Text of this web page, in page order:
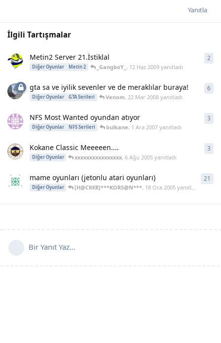
Yanıtla
İlgili Tartışmalar
Metin2 Server 21.İstiklal
Diğer Oyunlar Metin 2 _GangboY_ , 12 Haz 2009yanıtladı
2
gta sa ve iyilik sevenler ve de meraklılar buraya!
Diğer Oyunlar GTA Serileri Venom, 22 Mar 2008yanıtladı
6
NFS Most Wanted oyundan atıyor
Diğer Oyunlar NFS Serileri bulkane, 1 Ara 2007yanıtladı
3
Kokane Classic Meeeeen....
Diğer Oyunlar xxxxxxxxxxxxxxxx,6 Ağu 2005 yanıtladı
3
mame oyunları (jetonlu atari oyunları)
Diğer Oyunlar [H@CK€R]***KORS@N***, 18 Oca 2005 yanıtladı
21
Bir Yanıt Yaz...